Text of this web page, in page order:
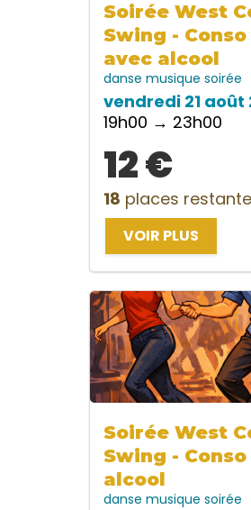
Soirée West
Swing - Conso
avec alcool
danse musique soirée
vendredi 21 août
19h00 → 23h00
12 €
18 places
VOIR PLUS
Soirée West
Swing -
alcool
danse musique soirée